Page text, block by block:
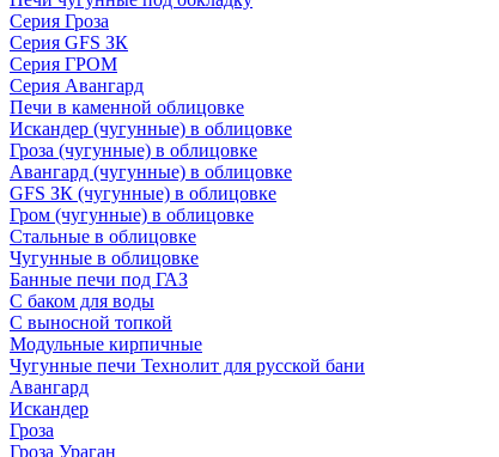
Серия Гроза
Серия GFS ЗК
Серия ГРОМ
Серия Авангард
Печи в каменной облицовке
Искандер (чугунные) в облицовке
Гроза (чугунные) в облицовке
Авангард (чугунные) в облицовке
GFS ЗК (чугунные) в облицовке
Гром (чугунные) в облицовке
Стальные в облицовке
Чугунные в облицовке
Банные печи под ГАЗ
С баком для воды
С выносной топкой
Модульные кирпичные
Чугунные печи Технолит для русской бани
Авангард
Искандер
Гроза
Гроза Ураган